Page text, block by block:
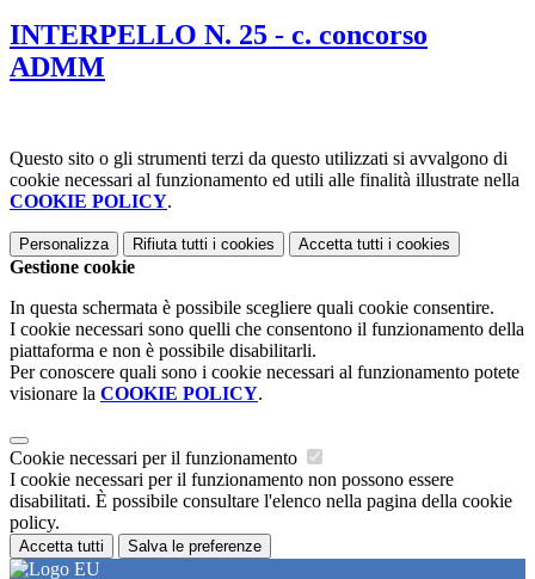
INTERPELLO N. 25 - c. concorso
ADMM
Questo sito o gli strumenti terzi da questo utilizzati si avvalgono di
cookie necessari al funzionamento ed utili alle finalità illustrate nella
COOKIE POLICY.
Personalizza Rifiuta tutti i cookies Accetta tutti i cookies
Gestione cookie
In questa schermata è possibile scegliere quali cookie consentire.
I cookie necessari sono quelli che consentono il funzionamento della
piattaforma e non è possibile disabilitarli.
Per conoscere quali sono i cookie necessari al funzionamento potete
visionare la COOKIE POLICY.
Cookie necessari per il funzionamento
I cookie necessari per il funzionamento non possono essere
disabilitati. È possibile consultare l'elenco nella pagina della cookie
policy.
Accetta tutti Salva le preferenze